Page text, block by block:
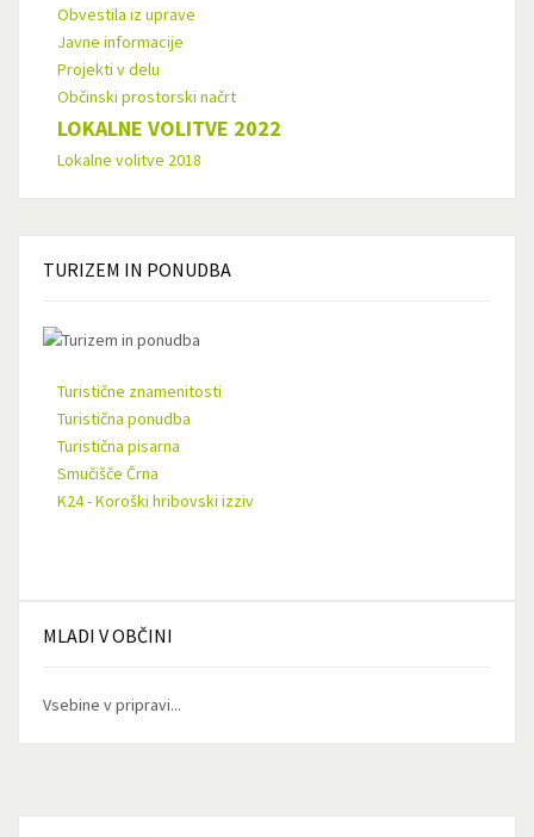
Obvestila iz uprave
Javne informacije
Projekti v delu
Občinski prostorski načrt
LOKALNE VOLITVE 2022
Lokalne volitve 2018
TURIZEM IN PONUDBA
Turistične znamenitosti
Turistična ponudba
Turistična pisarna
Smučišče Črna
K24 - Koroški hribovski izziv
MLADI V OBČINI
Vsebine v pripravi...